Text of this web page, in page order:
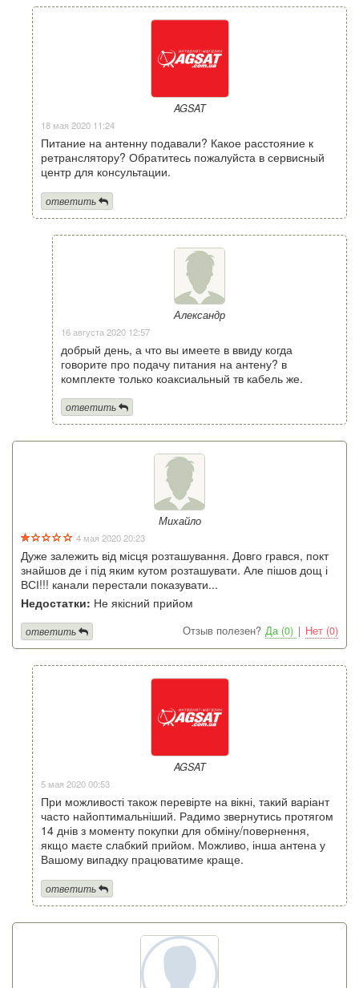
AGSAT
18 мая 2020 11:24
Питание на антенну подавали? Какое расстояние к
ретранслятору? Обратитесь пожалуйста в сервисный
центр для консультации.
ответить
Александр
16 августа 2020 12:57
добрый день, а что вы имеете в ввиду когда
говорите про подачу питания на антену? в
комплекте только коаксиальный тв кабель же.
ответить
Михайло
4 мая 2020 20:23
Дуже залежить від місця розташування. Довго грався, покт
знайшов де і під яким кутом розташувати. Але пішов дощ і
ВСІ!!! канали перестали показувати...
Недостатки: Не якісний прийом
Отзыв полезен? Да (0) | Нет (0)
ответить
AGSAT
5 мая 2020 00:53
При можливості також перевірте на вікні, такий варіант
часто найоптимальніший. Радимо звернутись протягом
14 днів з моменту покупки для обміну/повернення,
якщо маєте слабкий прийом. Можливо, інша антена у
Вашому випадку працюватиме краще.
ответить